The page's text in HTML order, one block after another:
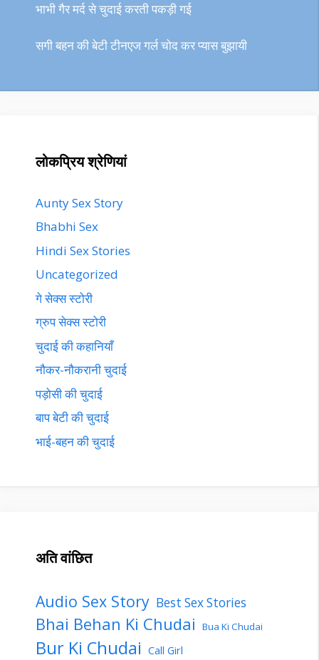
भाभी गैर मर्द से चुदाई करती पकड़ी गई
सगी बहन की बेटी टीनएज गर्ल चोद कर प्यास बुझायी
लोकप्रिय श्रेणियां
Aunty Sex Story
Bhabhi Sex
Hindi Sex Stories
Uncategorized
गे सेक्स स्टोरी
ग्रुप सेक्स स्टोरी
चुदाई की कहानियाँ
नौकर-नौकरानी चुदाई
पड़ोसी की चुदाई
बाप बेटी की चुदाई
भाई-बहन की चुदाई
अति वांछित
Audio Sex Story Best Sex Stories
Bhai Behan Ki Chudai Bua Ki Chudai
Bur Ki Chudai Call Girl